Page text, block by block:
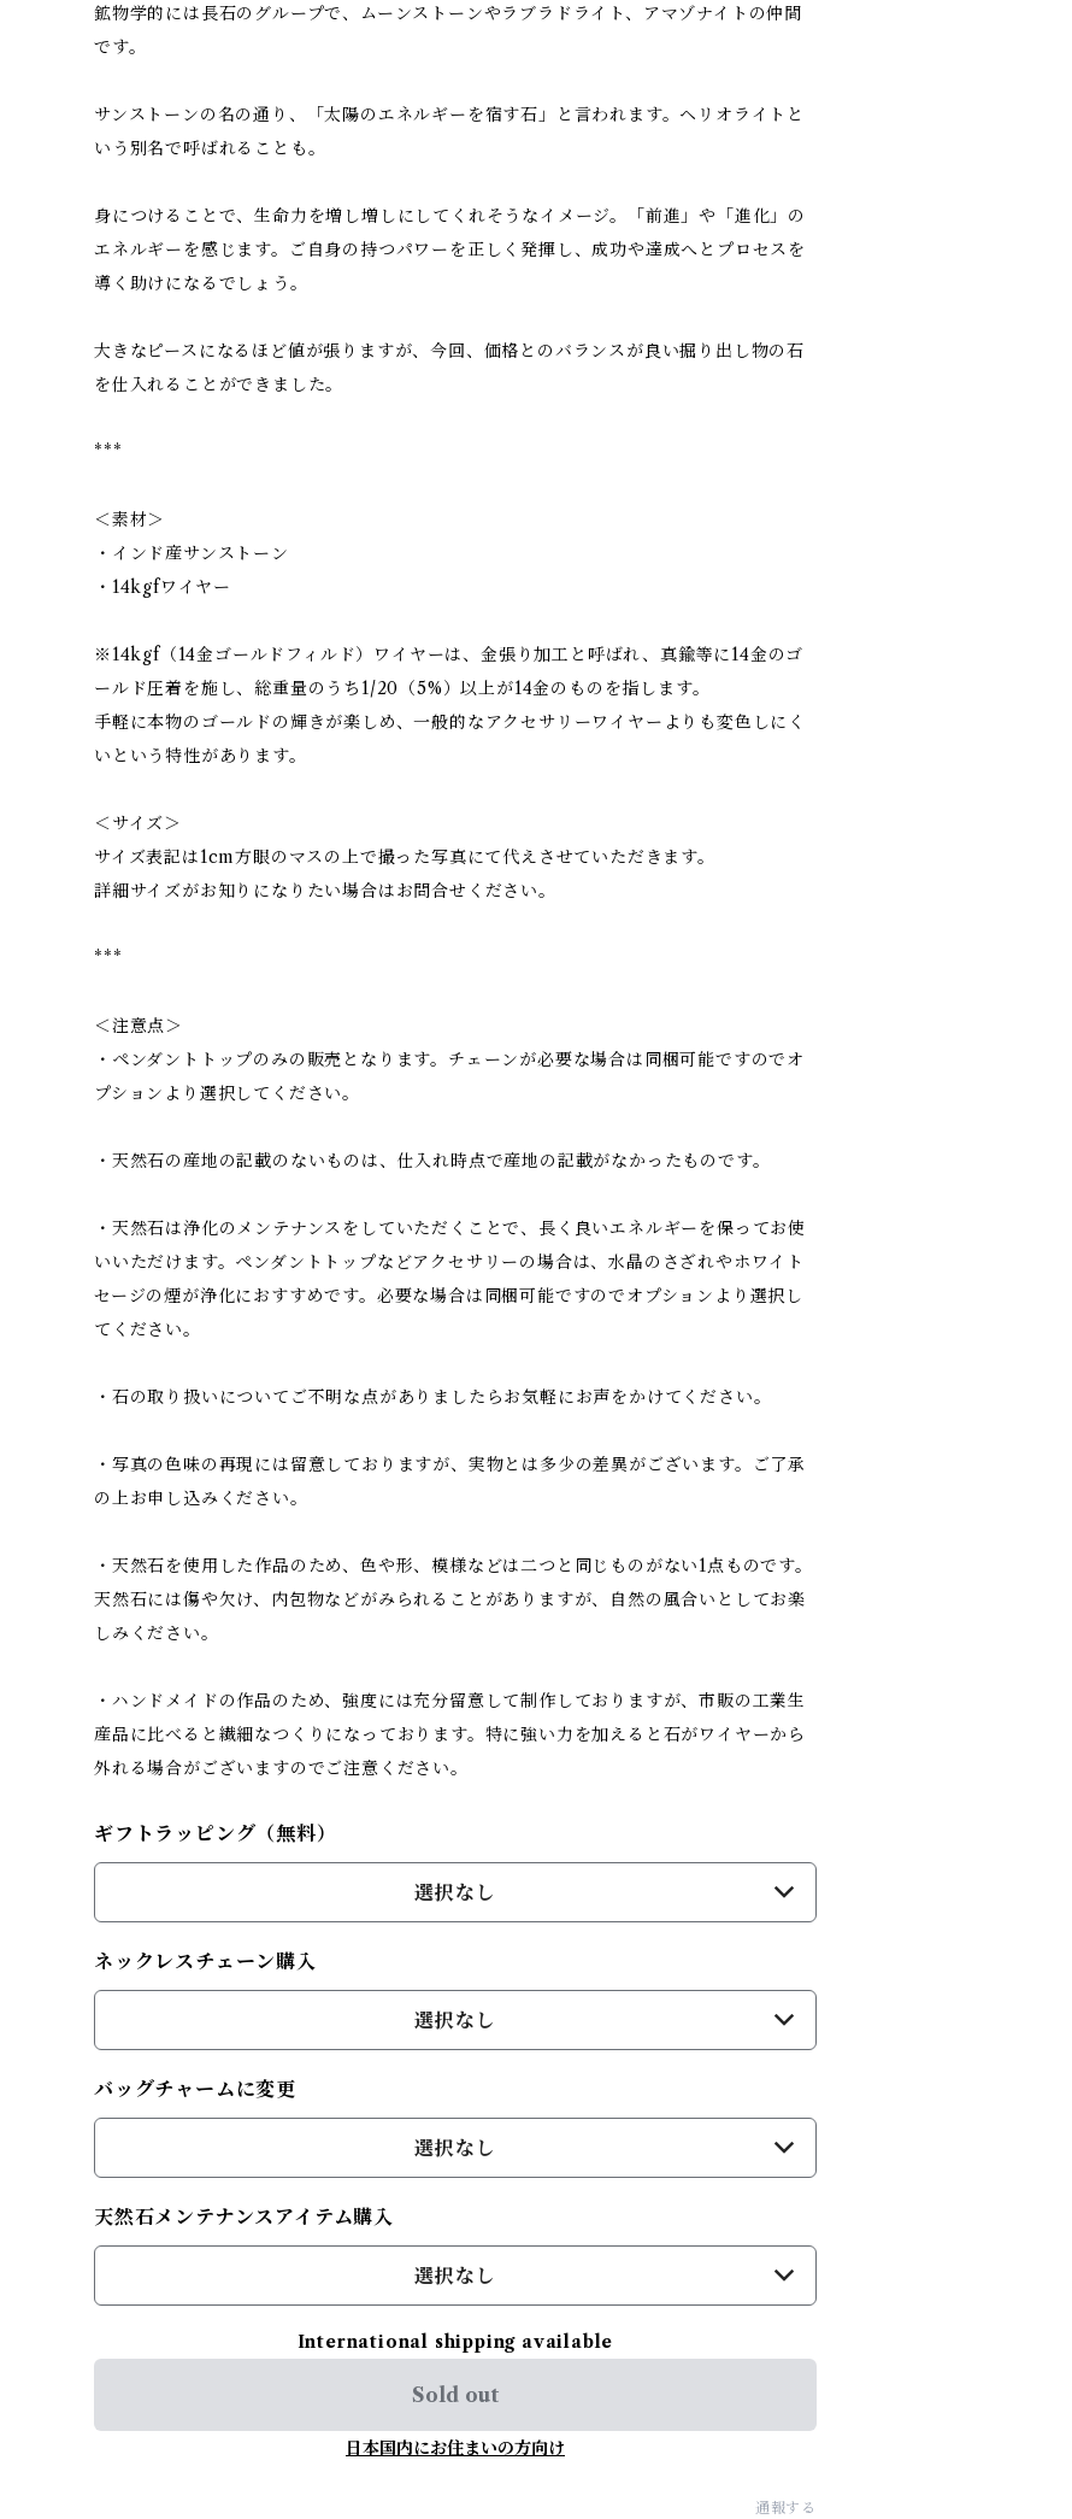
鉱物学的には長石のグループで、ムーンストーンやラブラドライト、アマゾナイトの仲間
です。
サンストーンの名の通り、「太陽のエネルギーを宿す石」と言われます。ヘリオライトと
いう別名で呼ばれることも。
身につけることで、生命力を増し増しにしてくれそうなイメージ。「前進」や「進化」の
エネルギーを感じます。ご自身の持つパワーを正しく発揮し、成功や達成へとプロセスを
導く助けになるでしょう。
大きなピースになるほど値が張りますが、今回、価格とのバランスが良い掘り出し物の石
を仕入れることができました。
***
＜素材＞
・インド産サンストーン
・14kgfワイヤー
※14kgf（14金ゴールドフィルド）ワイヤーは、金張り加工と呼ばれ、真鍮等に14金のゴ
ールド圧着を施し、総重量のうち1/20（5%）以上が14金のものを指します。
手軽に本物のゴールドの輝きが楽しめ、一般的なアクセサリーワイヤーよりも変色しにく
いという特性があります。
＜サイズ＞
サイズ表記は1cm方眼のマスの上で撮った写真にて代えさせていただきます。
詳細サイズがお知りになりたい場合はお問合せください。
***
＜注意点＞
・ペンダントトップのみの販売となります。チェーンが必要な場合は同梱可能ですのでオ
プションより選択してください。
・天然石の産地の記載のないものは、仕入れ時点で産地の記載がなかったものです。
・天然石は浄化のメンテナンスをしていただくことで、長く良いエネルギーを保ってお使
いいただけます。ペンダントトップなどアクセサリーの場合は、水晶のさざれやホワイト
セージの煙が浄化におすすめです。必要な場合は同梱可能ですのでオプションより選択し
てください。
・石の取り扱いについてご不明な点がありましたらお気軽にお声をかけてください。
・写真の色味の再現には留意しておりますが、実物とは多少の差異がございます。ご了承
の上お申し込みください。
・天然石を使用した作品のため、色や形、模様などは二つと同じものがない1点ものです。
天然石には傷や欠け、内包物などがみられることがありますが、自然の風合いとしてお楽
しみください。
・ハンドメイドの作品のため、強度には充分留意して制作しておりますが、市販の工業生
産品に比べると繊細なつくりになっております。特に強い力を加えると石がワイヤーから
外れる場合がございますのでご注意ください。
ギフトラッピング（無料）
選択なし
ネックレスチェーン購入
選択なし
バッグチャームに変更
選択なし
天然石メンテナンスアイテム購入
選択なし
International shipping available
Sold out
日本国内にお住まいの方向け
通報する